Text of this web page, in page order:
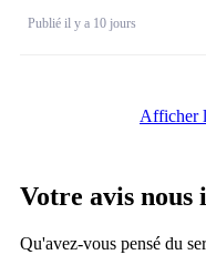
Publié il y a 10 jours
Afficher
Votre avis nous
Qu'avez-vous pensé du